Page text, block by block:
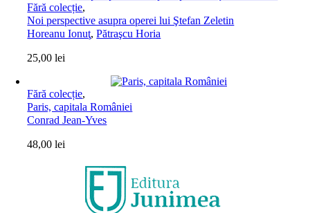
Fără colecție,
Noi perspective asupra operei lui Ştefan Zeletin
Horeanu Ionuţ,Pătraşcu Horia
25,00lei
Fără colecție,
Paris, capitala României
Conrad Jean-Yves
48,00lei